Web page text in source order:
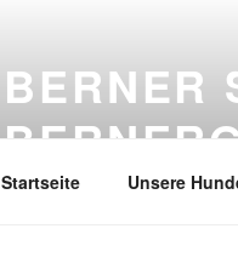
BERNER
Startseite Unsere